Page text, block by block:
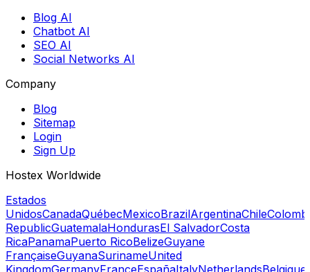
Blog AI
Chatbot AI
SEO AI
Social Networks AI
Company
Blog
Sitemap
Login
Sign Up
Hostex Worldwide
Estados
UnidosCanadaQuébecMexicoBrazilArgentinaChile
RepublicGuatemalaHondurasEl SalvadorCosta
RicaPanamaPuerto RicoBelizeGuyane
FrançaiseGuyanaSurinameUnited
KingdomGermanyFranceEspañaItalyNetherlandsBelgique